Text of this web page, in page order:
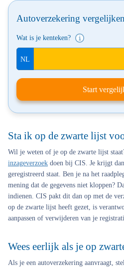
Autoverzekering vergelijken
Wat is je kenteken?
Start
Sta ik op de zwarte lijst
Wil je weten of je op de zwarte lijst
inzageverzoek doen bij CIS. Je krijgt
geregistreerd staat. Ben je na het
mening dat de gegevens niet kloppen?
indienen. CIS pakt dit dan op met de
op de zwarte lijst heeft gezet, is
aanpassen of verwijderen van je
Wees eerlijk als je op
Als je een autoverzekering aanvraagt,